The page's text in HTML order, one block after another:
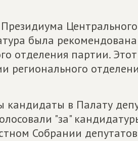
была
отделения партии.
регионального
кандидаты в Палату
"за"
Собрании